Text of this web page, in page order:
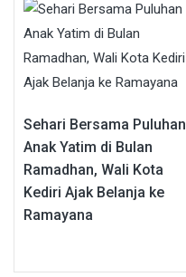
Sehari Bersama Puluhan
Anak Yatim di Bulan
Ramadhan, Wali Kota
Kediri Ajak Belanja ke
Ramayana